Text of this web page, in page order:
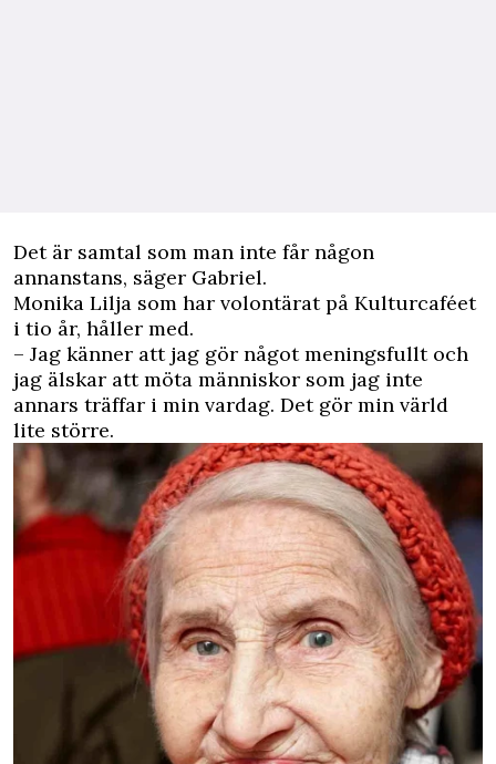
Det är samtal som man inte får någon
annanstans, säger Gabriel.
Monika Lilja som har volontärat på Kulturcaféet
i tio år, håller med.
– Jag känner att jag gör något meningsfullt och
jag älskar att möta människor som jag inte
annars träffar i min vardag. Det gör min värld
lite större.